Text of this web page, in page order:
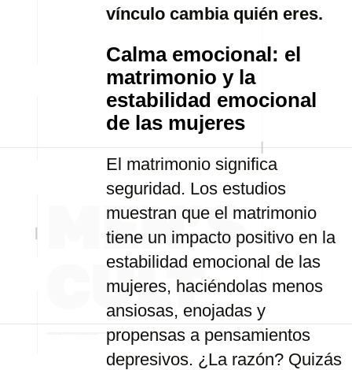
vínculo cambia quién eres.
Calma emocional: el
matrimonio y la
estabilidad emocional
de las mujeres
El matrimonio significa
seguridad. Los estudios
muestran que el matrimonio
tiene un impacto positivo en la
estabilidad emocional de las
mujeres, haciéndolas menos
ansiosas, enojadas y
propensas a pensamientos
depresivos. ¿La razón? Quizás